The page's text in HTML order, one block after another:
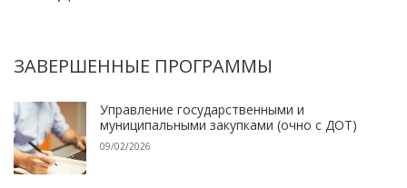
ЗАВЕРШЕННЫЕ ПРОГРАММЫ
Управление государственными и
муниципальными закупками (очно с ДОТ)
09/02/2026